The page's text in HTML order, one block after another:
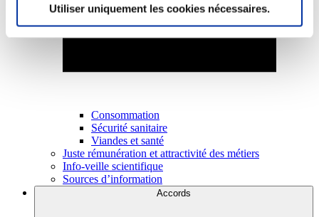
Utiliser uniquement les cookies nécessaires.
Consommation
Sécurité sanitaire
Viandes et santé
Juste rémunération et attractivité des métiers
Info-veille scientifique
Sources d’information
Accords